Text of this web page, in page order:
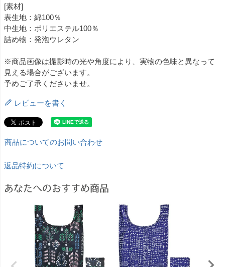
[素材]
表生地：綿100％
中生地：ポリエステル100％
詰め物：発泡ウレタン
※商品画像は撮影時の光や角度により、実物の色味と異なって
見える場合がございます。
予めご了承くださいませ。
レビューを書く
商品についてのお問い合わせ
返品特約について
あなたへのおすすめ商品